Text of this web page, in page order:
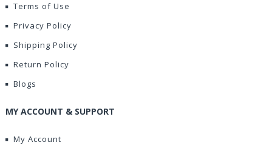
Terms of Use
Privacy Policy
Shipping Policy
Return Policy
Blogs
MY ACCOUNT & SUPPORT
My Account